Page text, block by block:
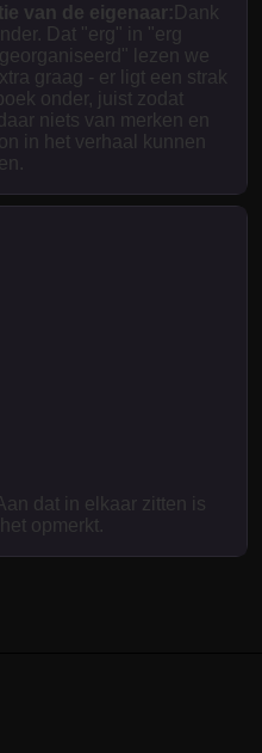
van de eigenaar: Dank
Dat "erg" in "erg
lezen we
graag - er ligt een strak
onder, juist zodat
niets van merken en
in het verhaal kunnen
dat in elkaar zitten is
opmerkt.